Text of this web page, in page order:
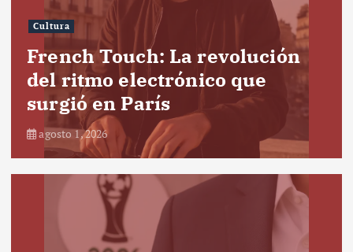
Cultura
French Touch: La revolución
del ritmo electrónico que
surgió en París
agosto 1, 2026